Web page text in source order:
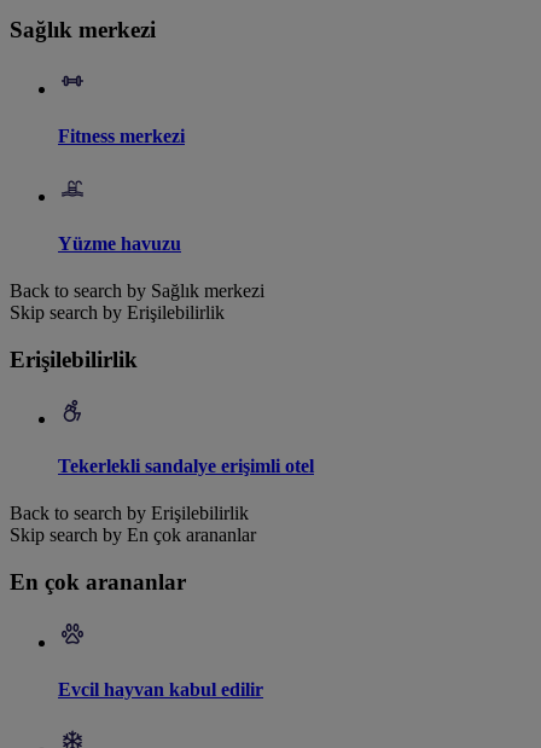
Sağlık merkezi
Fitness merkezi
Yüzme havuzu
Back to search by Sağlık merkezi
Skip search by Erişilebilirlik
Erişilebilirlik
Tekerlekli sandalye erişimli otel
Back to search by Erişilebilirlik
Skip search by En çok arananlar
En çok arananlar
Evcil hayvan kabul edilir